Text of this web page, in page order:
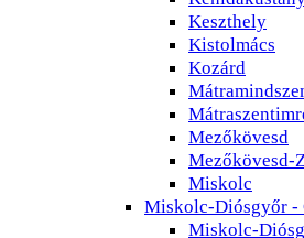
Keszthely
Kistolmács
Kozárd
Mezőkövesd
Mezőkövesd-
Miskolc
Miskolc-Diósgyőr -
Miskolc-